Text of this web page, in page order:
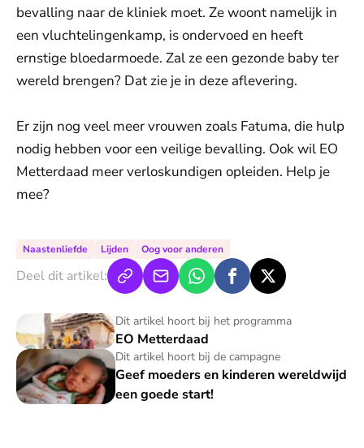
bevalling naar de kliniek moet. Ze woont namelijk in
een vluchtelingenkamp, is ondervoed en heeft
ernstige bloedarmoede. Zal ze een gezonde baby ter
wereld brengen? Dat zie je in deze aflevering.
Er zijn nog veel meer vrouwen zoals Fatuma, die hulp
nodig hebben voor een veilige bevalling. Ook wil EO
Metterdaad meer verloskundigen opleiden. Help je
mee?
Naastenliefde Lijden Oog voor anderen
Deel dit artikel:
Dit artikel hoort bij het programma
EO Metterdaad
EO Metterdaad
Dit artikel hoort bij de campagne
Geef moeders en kinderen wereldwijd
een goede start!
Geef moeders en kinderen wereldwijd een goede start!